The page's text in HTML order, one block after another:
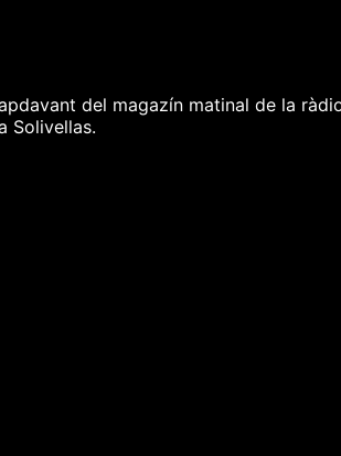
del magazín matinal de la
Solivellas.